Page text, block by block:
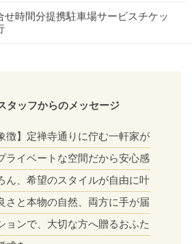
つきフェア
110万円相当ご優待
フェア一覧
せ時間分提携駐車場サービスチケッ
タッフからのメッセージ
徴】定禅寺通りに佇む一軒家が
ライベートな空間だから安心感
ん、希望のスタイルが自由に叶
さと本物の自然、両方に手が届
ョンで、大切な方へ贈るおふた